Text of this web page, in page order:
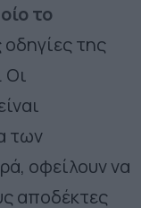
το
της
Οι
των
οφείλουν να
αποδέκτες